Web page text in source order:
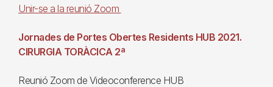
Unir-se a la reunió Zoom
Jornades de Portes Obertes Residents HUB 2021.
CIRURGIA TORÀCICA 2ª
Reunió Zoom de Videoconference HUB